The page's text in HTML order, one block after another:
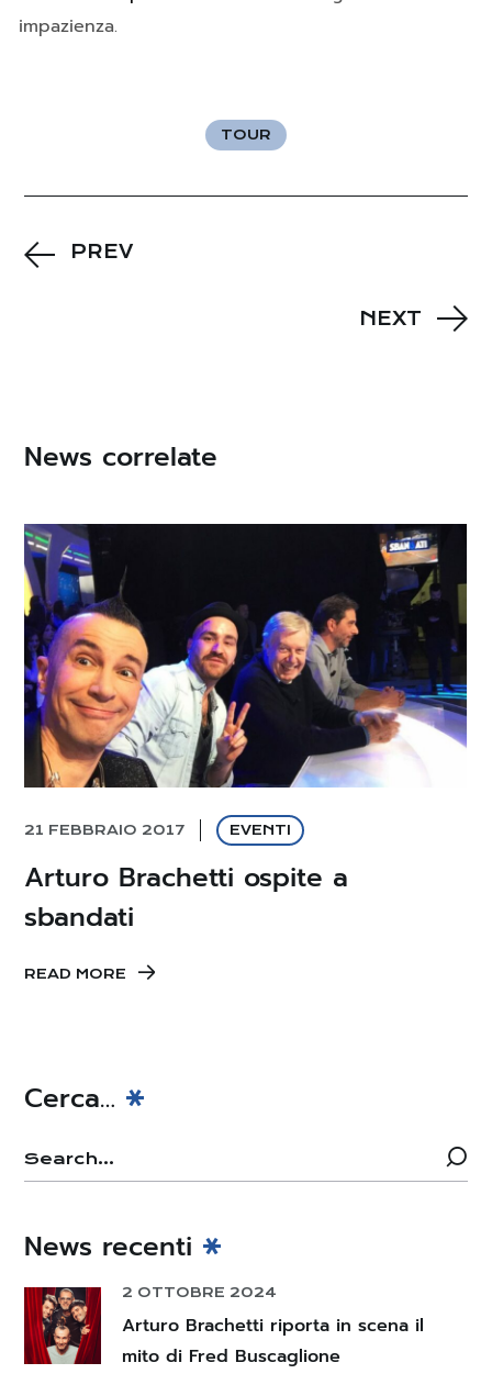
impazienza.
TOUR
PREV
NEXT
News correlate
21 FEBBRAIO 2017 EVENTI
Arturo Brachetti ospite a
sbandati
READ MORE
Cerca…
News recenti
2 OTTOBRE 2024
Arturo Brachetti riporta in scena il
mito di Fred Buscaglione